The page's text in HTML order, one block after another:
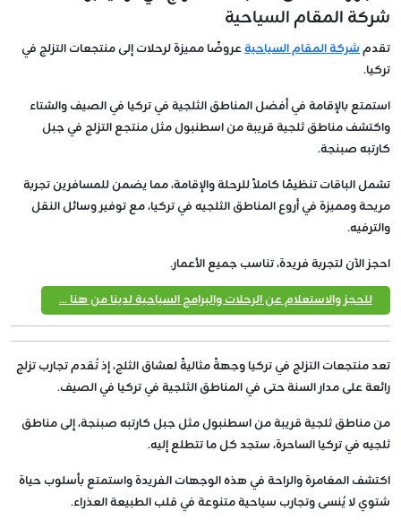
شركة المقام السياحية
تقدمشركة المقام السياحيةعروضًا مميزة لرحلات إلى منتجعات التزلج في
تركيا.
استمتع بالإقامة في أفضل المناطق الثلجية في تركيا في الصيف والشتاء
واكتشف مناطق ثلجية قريبة من اسطنبول مثل منتجع التزلج في جبل
كارتبه صبنجة.
تشمل الباقات تنظيمًا كاملاً للرحلة والإقامة، مما يضمن للمسافرين تجربة
مريحة ومميزة في أروع المناطق الثلجيه في تركيا، مع توفير وسائل النقل
والترفيه.
احجز الآن لتجربة فريدة، تناسب جميع الأعمار.
للحجز والاستعلام عن الرحلات والبرامج السياحية لدينا من هنا ...
تعد منتجعات التزلج في تركيا وجهةً مثاليةً لعشاق الثلج، إذ تُقدم تجارب تزلج
رائعة على مدار السنة حتى في المناطق الثلجية في تركيا في الصيف.
من مناطق ثلجية قريبة من اسطنبول مثل جبل كارتبه صبنجة، إلى مناطق
ثلجيه في تركيا الساحرة، ستجد كل ما تتطلع إليه.
اكتشف المغامرة والراحة في هذه الوجهات الفريدة واستمتع بأسلوب حياة
شتوي لا يُنسى وتجارب سياحية متنوعة في قلب الطبيعة العذراء.